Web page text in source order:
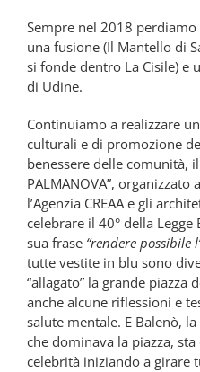
Sempre nel 2018
una fusione (Il Mantello di
si fonde dentro La Cisile) e
di Udine.
Continuiamo a realizzare
culturali e di promozione
benessere delle comunità,
PALMANOVA”, organizzato
l’Agenzia CREAA e gli
celebrare il 40° della
sua frase “rendere possibile
tutte vestite in blu sono
“allagato” la grande piazza
anche alcune riflessioni e
salute mentale. E Balenò,
che dominava la piazza,
celebrità iniziando a girare